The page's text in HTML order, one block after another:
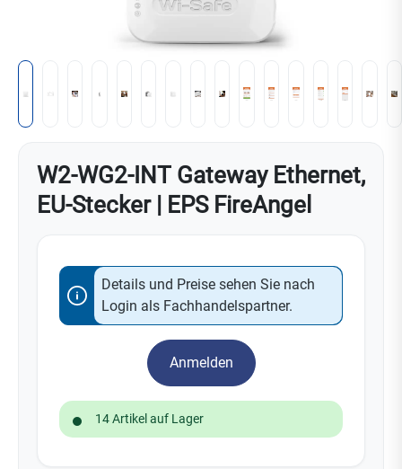
W2-WG2-INT Gateway Ethernet,
EU‑Stecker | EPS FireAngel
Details und Preise sehen Sie nach
Login als Fachhandelspartner.
Anmelden
14 Artikel auf Lager